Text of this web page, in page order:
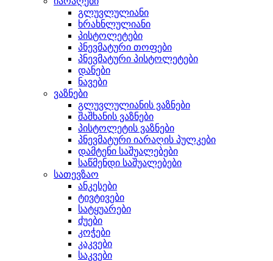
გლუვლულიანი
ხრახნლულიანი
პისტოლეტები
პნევმატური თოფები
პნევმატური პისტოლეტები
დანები
ნავები
ვაზნები
გლუვლულიანის ვაზნები
შაშხანის ვაზნები
პისტოლეტის ვაზნები
პნევმატური იარაღის პულკები
დამტენი საშუალებები
საწმენდი საშუალებები
სათევზაო
ანკესები
ტივტივები
სატყუარები
ძუები
კოჭები
კაკვები
საკვები